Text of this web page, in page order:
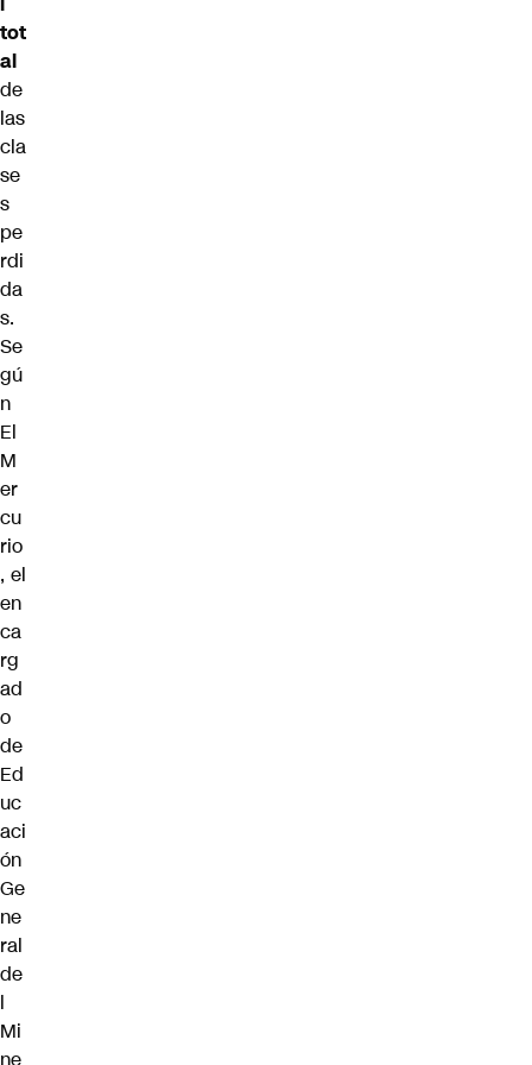
tot
al
de
las
cla
se
s
pe
rdi
da
s.
Se
gú
n
El
M
er
cu
rio
, el
en
ca
rg
ad
o
de
Ed
uc
aci
ón
Ge
ne
ral
de
l
Mi
ne